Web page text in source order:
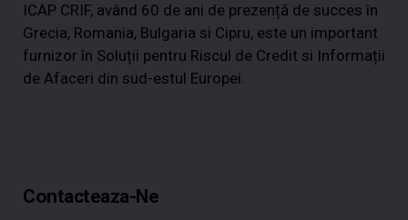
ICAP CRIF, având 60 de ani de prezență de succes în
Grecia, Romania, Bulgaria si Cipru, este un important
furnizor în Soluții pentru Riscul de Credit si Informații
de Afaceri din sud-estul Europei.
Contacteaza-Ne